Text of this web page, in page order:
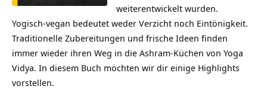
weiterentwickelt wurden.
Yogisch-vegan bedeutet weder Verzicht noch Eintönigkeit.
Traditionelle Zubereitungen und frische Ideen finden
immer wieder ihren Weg in die Ashram-Küchen von Yoga
Vidya. In diesem Buch möchten wir dir einige Highlights
vorstellen.